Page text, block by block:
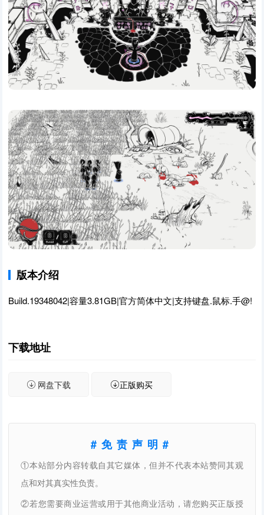
版本介绍
Build.19348042|容量3.81GB|官方简体中文|支持键盘.鼠标.手@!
下载地址
网盘下载 正版购买
#免责声明#
①本站部分内容转载自其它媒体，但并不代表本站赞同其观
点和对其真实性负责。
②若您需要商业运营或用于其他商业活动，请您购买正版授